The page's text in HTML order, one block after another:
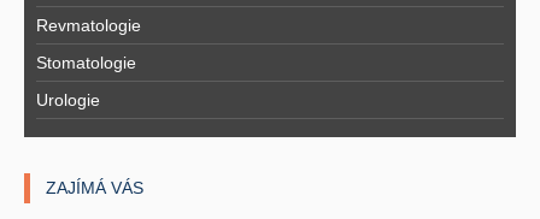
Revmatologie
Stomatologie
Urologie
ZAJÍMÁ VÁS